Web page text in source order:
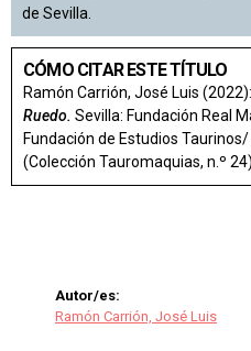
de Sevilla.
CÓMO CITAR ESTE TÍTULO
Ramón Carrión, José Luis (2022):
Ruedo. Sevilla: Fundación Real
Fundación de Estudios
(Colección Tauromaquias, n.º 24).
Autor/es:
Ramón Carrión, José Luis